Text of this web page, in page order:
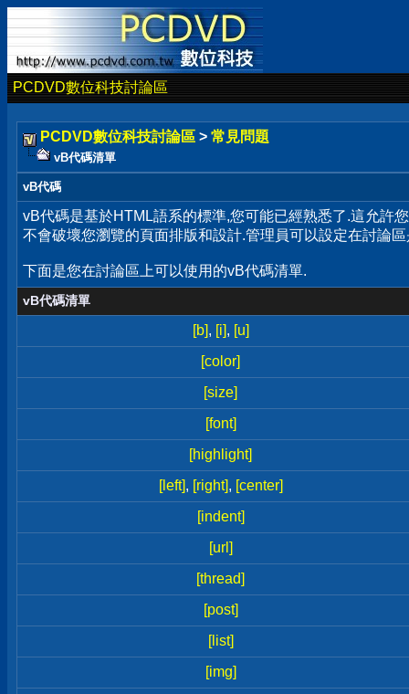
PCDVD數位科技討論區
PCDVD數位科技討論區 > 常見問題
vB代碼清單
vB代碼
vB代碼是基於HTML語系的標準,您可能已經熟悉了.這允許
不會破壞您瀏覽的頁面排版和設計.管理員可以設定在討論
下面是您在討論區上可以使用的vB代碼清單.
vB代碼清單
[b], [i], [u]
[color]
[size]
[font]
[highlight]
[left], [right], [center]
[indent]
[url]
[thread]
[post]
[list]
[img]